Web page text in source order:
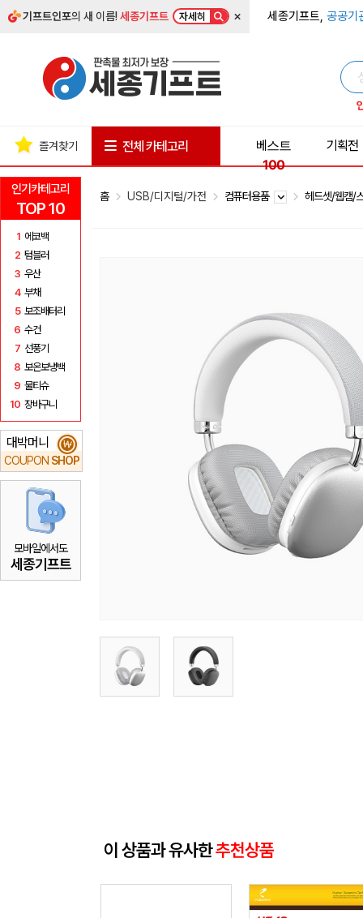
기프트인포의 새 이름!세종기프트 자세히 × 세종기프트, 공공기
인기카테고리
TOP 10
1 에코백
2 텀블러
3 우산
4 부채
5 보조배터리
6 수건
7 선풍기
8 보온보냉백
9 물티슈
10 장바구니
대박머니
COUPON SHOP
₩
모바일에서도
세종기프트
즐겨찾기 전체 카테고리
베스트
100
기획전
홈 USB/디지털/가전 컴퓨터용품 헤드셋/웹캠/
이 상품과 유사한추천상품